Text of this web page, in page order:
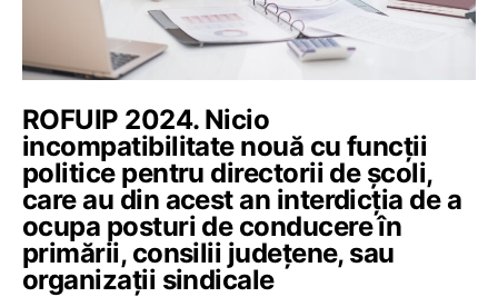
ROFUIP 2024. Nicio
incompatibilitate nouă cu funcții
politice pentru directorii de școli,
care au din acest an interdicția de a
ocupa posturi de conducere în
primării, consilii județene, sau
organizații sindicale